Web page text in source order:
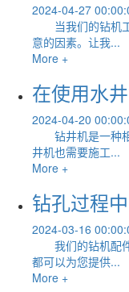
2024-04-27
当我们的钻机工
意的因素。让我...
More +
在使用水
2024-04-20
钻井机是一种相
井机也需要施工...
More +
钻孔过程
2024-03-16
我们的钻机配件
都可以为您提供...
More +